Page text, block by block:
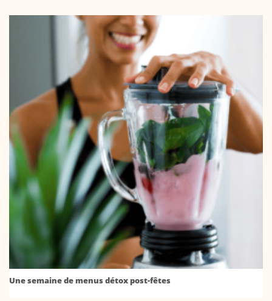
Une semaine de menus détox post-fêtes